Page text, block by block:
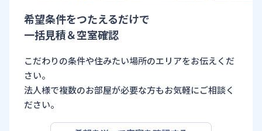
希望条件をつたえるだけで
一括見積＆空室確認
こだわりの条件や住みたい場所のエリアをお伝えくだ
さい。
法人様で複数のお部屋が必要な方もお気軽にご相談く
ださい。